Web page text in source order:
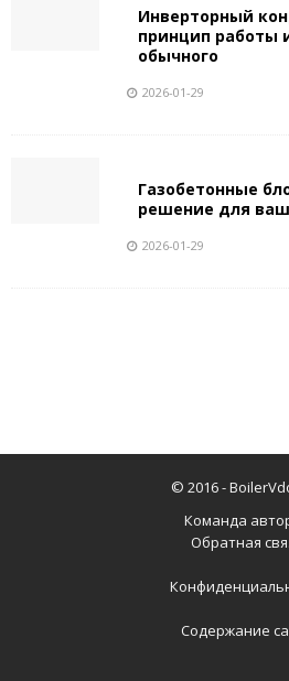
Инверторный
принцип работы
обычного
2026-01-29
Газобетонные
решение для
2026-01-29
© 2016 -
Команда
Обратная
Содержание